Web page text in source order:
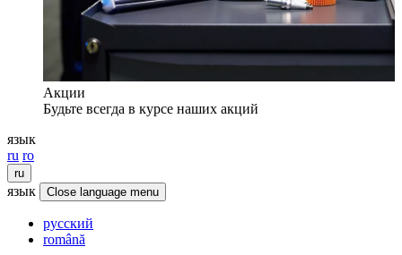
Акции
Будьте всегда в курсе наших акций
язык
ru ro
ru
язык Close language menu
русский
română